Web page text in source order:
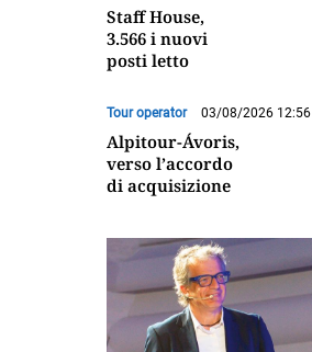
Staff House,
3.566 i nuovi
posti letto
Tour operator 03/08/2026 12:56
Alpitour-Ávoris,
verso l’accordo
di acquisizione